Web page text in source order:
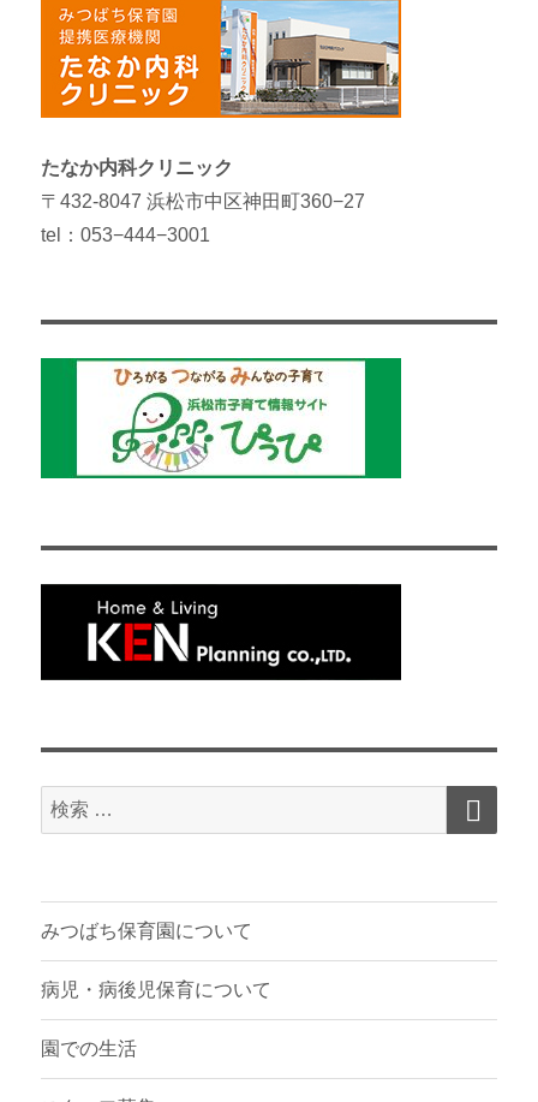
たなか内科クリニック
〒432-8047 浜松市中区神田町360−27
tel：053−444−3001
検
索
象:
検
みつばち保育園について
病児・病後児保育について
園での生活